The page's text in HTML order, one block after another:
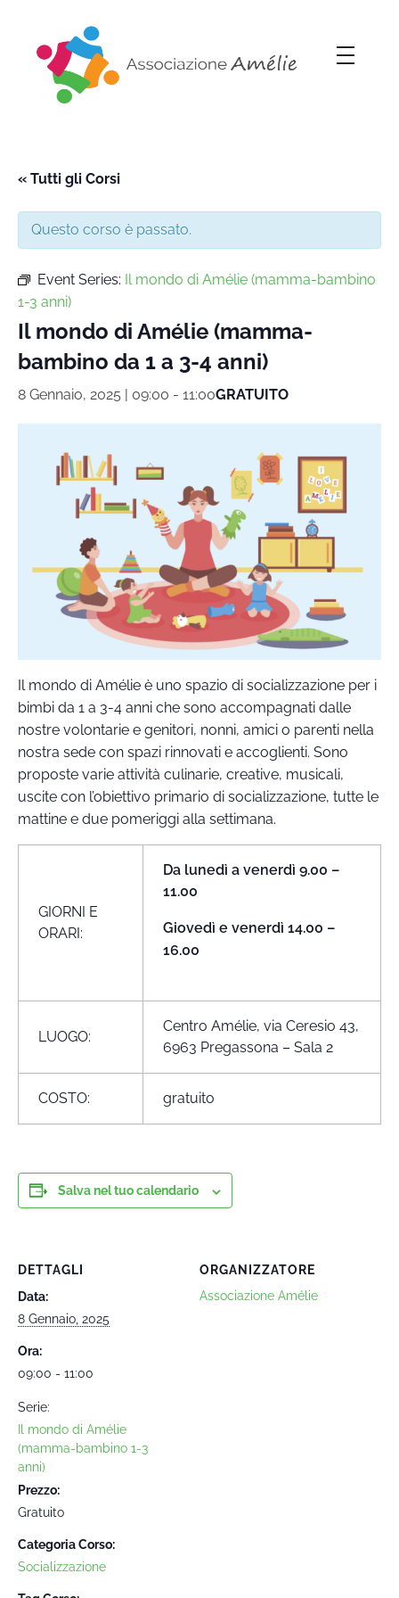
« Tutti gli Corsi
Questo corso è passato.
Event Series: Il mondo di Amélie (mamma-bambino
1-3 anni)
Il mondo di Amélie (mamma-
bambino da 1 a 3-4 anni)
8 Gennaio, 2025 | 09:00 - 11:00GRATUITO
Il mondo di Amélie è uno spazio di socializzazione per i
bimbi da 1 a 3-4 anni che sono accompagnati dalle
nostre volontarie e genitori, nonni, amici o parenti nella
nostra sede con spazi rinnovati e accoglienti. Sono
proposte varie attività culinarie, creative, musicali,
uscite con l’obiettivo primario di socializzazione, tutte le
mattine e due pomeriggi alla settimana.
GIORNI E
ORARI:
Da lunedì a venerdì 9.00 –
11.00
Giovedì e venerdì 14.00 –
16.00
LUOGO:
Centro Amélie, via Ceresio 43,
6963 Pregassona – Sala 2
COSTO: gratuito
Salva nel tuo calendario
DETTAGLI
Data:
8 Gennaio, 2025
Ora:
09:00 - 11:00
Serie:
Il mondo di Amélie
(mamma-bambino 1-3
anni)
Prezzo:
Gratuito
Categoria Corso:
Socializzazione
ORGANIZZATORE
Associazione Amélie